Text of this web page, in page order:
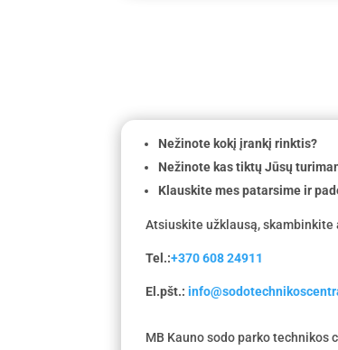
Nežinote kokį įrankį rinktis?
Nežinote kas tiktų Jūsų
Klauskite mes patarsime ir
Atsiuskite užklausą, skambinkite
Tel.:+370 608 24911
El.pšt.:
MB Kauno sodo parko